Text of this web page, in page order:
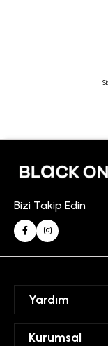
Bizi Takip Edin
Yardım
Kurumsal